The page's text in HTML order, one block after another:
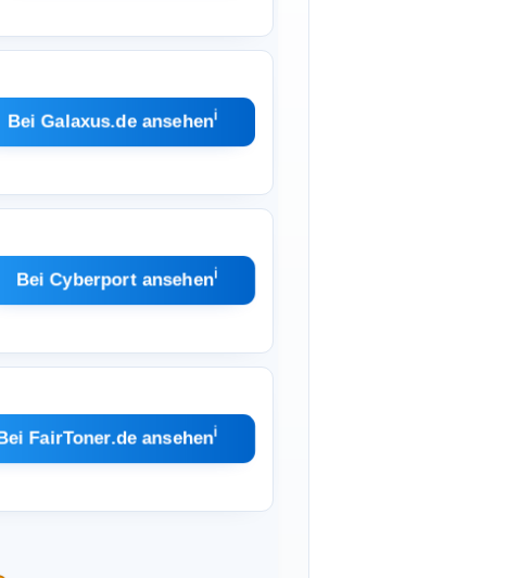
Bei Galaxus.de ansehenℹ︎
Bei Cyberport ansehenℹ︎
FairToner.de ansehenℹ︎